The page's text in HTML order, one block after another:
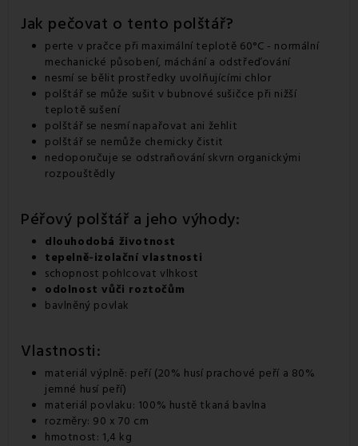
Jak pečovat o tento polštář?
perte v pračce při maximální teplotě 60°C - normální
mechanické působení, máchání a odstřeďování
nesmí se bělit prostředky uvolňujícími chlor
polštář se může sušit v bubnové sušičce při nižší
teplotě sušení
polštář se nesmí napařovat ani žehlit
polštář se nemůže chemicky čistit
nedoporučuje se odstraňování skvrn organickými
rozpouštědly
Péřový polštář a jeho výhody:
dlouhodobá životnost
tepelně-izolační vlastnosti
schopnost pohlcovat vlhkost
odolnost vůči roztočům
bavlněný povlak
Vlastnosti:
materiál výplně: peří (20% husí prachové peří a 80%
jemné husí peří)
materiál povlaku: 100% hustě tkaná bavlna
rozměry: 90 x 70 cm
hmotnost: 1,4 kg